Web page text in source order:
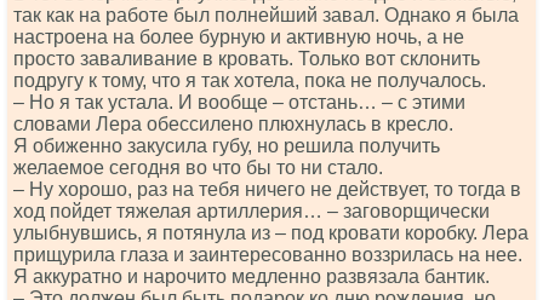
так как на работе был полнейший завал. Однако я была
настроена на более бурную и активную ночь, а не
просто заваливание в кровать. Только вот склонить
подругу к тому, что я так хотела, пока не получалось.
– Но я так устала. И вообще – отстань… – с этими
словами Лера обессилено плюхнулась в кресло.
Я обиженно закусила губу, но решила получить
желаемое сегодня во что бы то ни стало.
– Ну хорошо, раз на тебя ничего не действует, то тогда в
ход пойдет тяжелая артиллерия… – заговорщически
улыбнувшись, я потянула из – под кровати коробку. Лера
прищурила глаза и заинтересованно воззрилась на нее.
Я аккуратно и нарочито медленно развязала бантик.